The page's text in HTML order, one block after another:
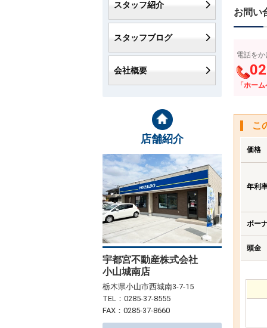
お問い
電話を
「ホー
こ
価格
年利
ボー
頭金
スタッフ紹介
スタッフブログ
会社概要
店舗紹介
宇都宮不動産株式会社
小山城南店
栃木県小山市西城南3-7-15
TEL：0285-37-8555
FAX：0285-37-8660